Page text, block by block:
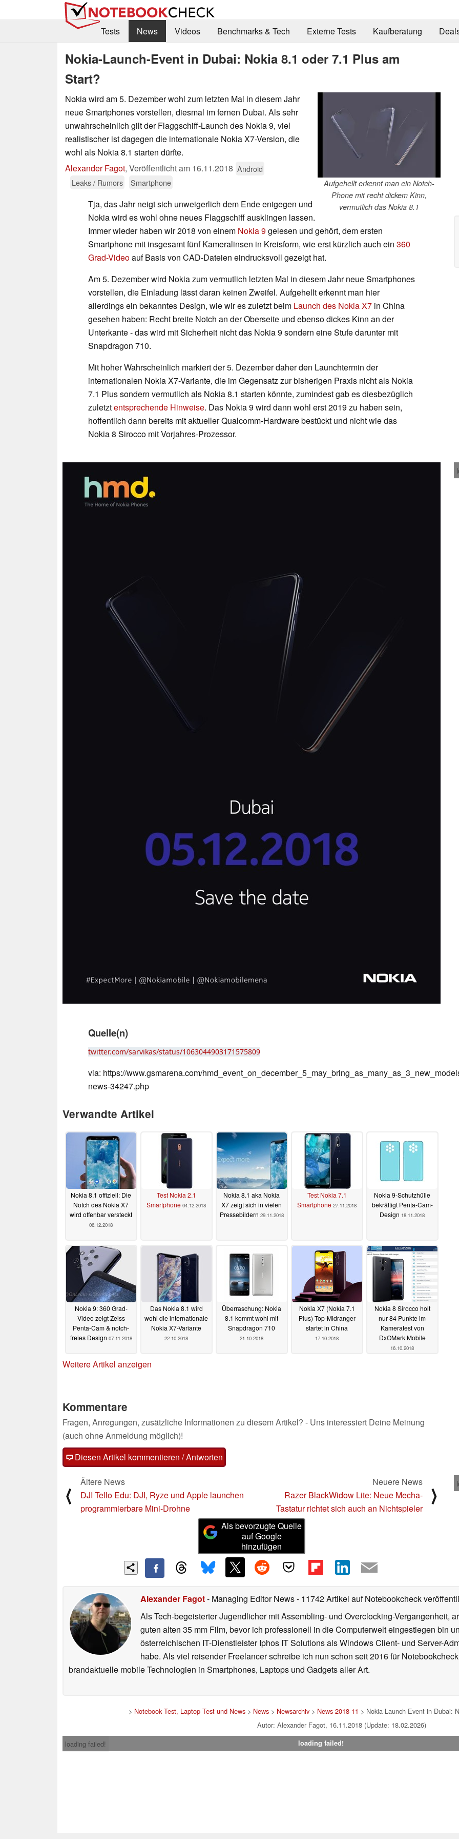
Tests News Videos Benchmarks & Tech Externe Tests Kaufberatung
Nokia-Launch-Event in Dubai: Nokia 8.1 oder 7.1 Plus am
Start?
Aufgehellt erkennt man ein Notch-
Phone mit recht dickem Kinn,
vermutlich das Nokia 8.1
Nokia wird am 5. Dezember wohl zum letzten Mal in diesem Jahr
neue Smartphones vorstellen, diesmal im fernen Dubai. Als sehr
unwahrscheinlich gilt der Flaggschiff-Launch des Nokia 9, viel
realistischer ist dagegen die internationale Nokia X7-Version, die
wohl als Nokia 8.1 starten dürfte.
Alexander Fagot, Veröffentlicht am 16.11.2018 Android
Leaks / Rumors
Smartphone
Tja, das Jahr neigt sich unweigerlich dem Ende entgegen und
Nokia wird es wohl ohne neues Flaggschiff ausklingen lassen.
Immer wieder haben wir 2018 von einem Nokia 9gelesen und gehört, dem ersten
Smartphone mit insgesamt fünf Kameralinsen in Kreisform, wie erst kürzlich auch ein 360
Grad-Videoauf Basis von CAD-Dateien eindrucksvoll gezeigt hat.
Am 5. Dezember wird Nokia zum vermutlich letzten Mal in diesem Jahr neue Smartphones
vorstellen, die Einladung lässt daran keinen Zweifel. Aufgehellt erkennt man hier
allerdings ein bekanntes Design, wie wir es zuletzt beim Launch des Nokia X7 in China
gesehen haben: Recht breite Notch an der Oberseite und ebenso dickes Kinn an der
Unterkante - das wird mit Sicherheit nicht das Nokia 9 sondern eine Stufe darunter mit
Snapdragon 710.
Mit hoher Wahrscheinlich markiert der 5. Dezember daher den Launchtermin der
internationalen Nokia X7-Variante, die im Gegensatz zur bisherigen Praxis nicht als Nokia
7.1 Plus sondern vermutlich als Nokia 8.1 starten könnte, zumindest gab es diesbezüglich
zuletztentsprechende Hinweise. Das Nokia 9 wird dann wohl erst 2019 zu haben sein,
hoffentlich dann bereits mit aktueller Qualcomm-Hardware bestückt und nicht wie das
Nokia 8 Sirocco mit Vorjahres-Prozessor.
Quelle(n)
twitter.com/sarvikas/status/1063044903171575809
via: https://www.gsmarena.com/
news-34247.php
Verwandte Artikel
Nokia 8.1 offiziell: Die
Notch des Nokia X7
wird offenbar versteckt
06.12.2018
Test Nokia 2.1
Smartphone 04.12.2018
Nokia 8.1 aka Nokia
X7 zeigt sich in vielen
Pressebildern 29.11.2018
Test Nokia 7.1
Smartphone 27.11.2018
Nokia 9-Schutzhülle
bekräftigt Penta-Cam-
Design 18.11.2018
Nokia 9: 360 Grad-
Video zeigt Zeiss
Penta-Cam & notch-
freies Design 07.11.2018
Das Nokia 8.1 wird
wohl die internationale
Nokia X7-Variante
22.10.2018
Überraschung: Nokia
8.1 kommt wohl mit
Snapdragon 710
21.10.2018
Nokia X7 (Nokia 7.1
Plus) Top-Midranger
startet in China
17.10.2018
Nokia 8 Sirocco holt
nur 84 Punkte im
Kameratest von
DxOMark Mobile
16.10.2018
Weitere Artikel anzeigen
Kommentare
Fragen, Anregungen, zusätzliche Informationen zu diesem Artikel? - Uns interessiert Deine Meinung
(auch ohne Anmeldung möglich)!
Diesen Artikel kommentieren / Antworten
⟨
Ältere News
DJI Tello Edu: DJI, Ryze und Apple launchen
programmierbare Mini-Drohne
Neuere News
Razer BlackWidow Lite: Neue Mecha-
Tastatur richtet sich auch an Nichtspieler
⟩
Als bevorzugte Quelle
auf Google
hinzufügen
Alexander Fagot- Managing Editor News- 11742 Artikel auf Notebookcheck
Als Tech-begeisterter Jugendlicher mit Assembling- und Overclocking-Vergangenheit,
guten alten 35 mm Film, bevor ich professionell in die Computerwelt eingestiegen bin
österreichischen IT-Dienstleister Iphos IT Solutions als Windows Client- und Server-
habe. Als viel reisender Freelancer schreibe ich nun schon seit 2016 für
brandaktuelle mobile Technologien in Smartphones, Laptops und Gadgets aller Art.
> Notebook Test, Laptop Test und News > News > Newsarchiv > News 2018-11 > Nokia-Launch-Event in Dubai:
Autor: Alexander Fagot, 16.11.2018 (Update: 18.02.2026)
loading failed!
loading failed!